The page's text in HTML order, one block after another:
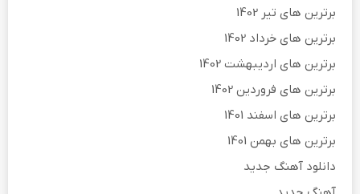
برترین های تیر 1402
برترین های خرداد 1402
برترین های اردیبهشت 1402
برترین های فروردین 1402
برترین های اسفند 1401
برترین های بهمن 1401
دانلود آهنگ جدید